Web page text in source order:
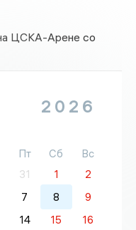
ЦСКА-Арене со
2026
Пт Сб
Вс
31 1
2
7 8
9
14 15
16